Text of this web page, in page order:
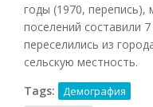
годы (1970, перепись),
поселений составили
переселились из
сельскую местность.
Tags:
Демография